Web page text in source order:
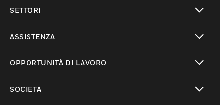
SETTORI
ASSISTENZA
OPPORTUNITÀ DI LAVORO
SOCIETÀ